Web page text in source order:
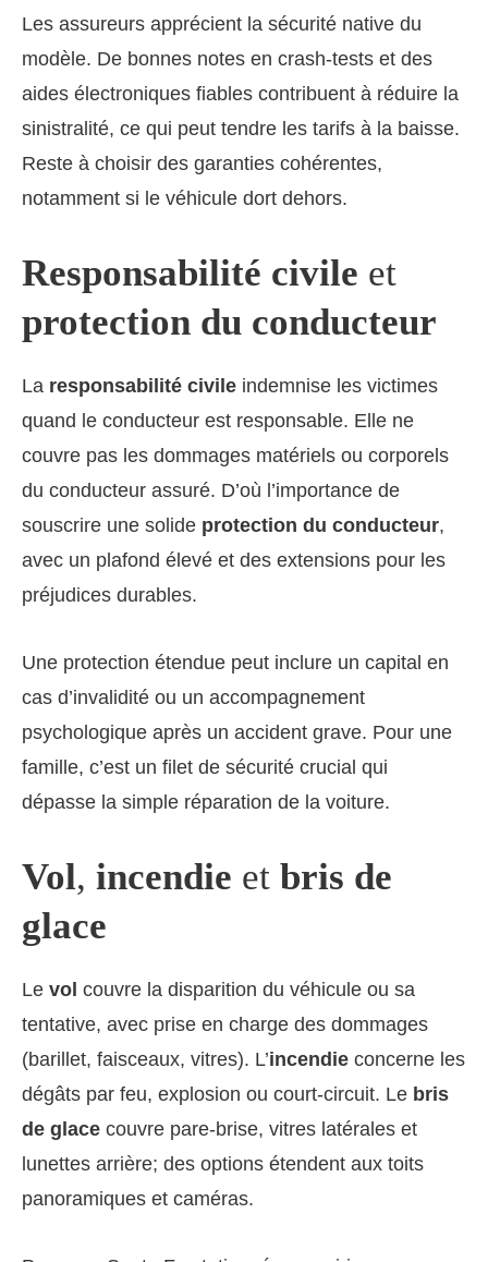
Les assureurs apprécient la sécurité native du
modèle. De bonnes notes en crash-tests et des
aides électroniques fiables contribuent à réduire la
sinistralité, ce qui peut tendre les tarifs à la baisse.
Reste à choisir des garanties cohérentes,
notamment si le véhicule dort dehors.
Responsabilité civile et
protection du conducteur
La responsabilité civile indemnise les victimes
quand le conducteur est responsable. Elle ne
couvre pas les dommages matériels ou corporels
du conducteur assuré. D’où l’importance de
souscrire une solide protection du conducteur,
avec un plafond élevé et des extensions pour les
préjudices durables.
Une protection étendue peut inclure un capital en
cas d’invalidité ou un accompagnement
psychologique après un accident grave. Pour une
famille, c’est un filet de sécurité crucial qui
dépasse la simple réparation de la voiture.
Vol, incendie et bris de
glace
Le vol couvre la disparition du véhicule ou sa
tentative, avec prise en charge des dommages
(barillet, faisceaux, vitres). L’incendie concerne les
dégâts par feu, explosion ou court-circuit. Le bris
de glace couvre pare-brise, vitres latérales et
lunettes arrière; des options étendent aux toits
panoramiques et caméras.